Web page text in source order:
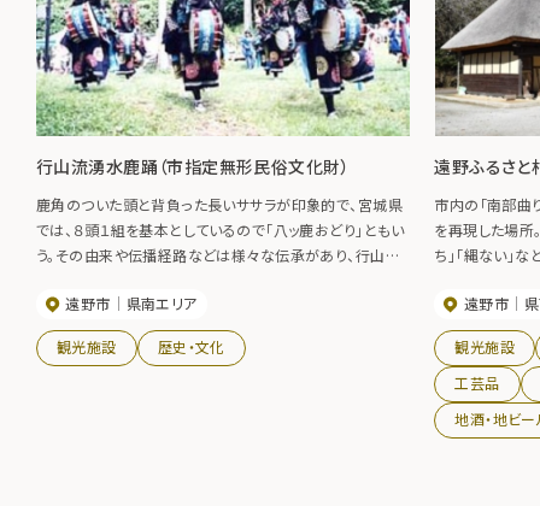
行山流湧水鹿踊（市指定無形民俗文化財）
鹿角のついた頭と背負った長いササラが印象的で、宮城県
では、８頭１組を基本としているので「八ッ鹿おどり」ともい
う。その由来や伝播経路などは様々な伝承があり、行山流、
区の久田鹿踊の流れをくむ行山流を称している。伝承によ
れば、鹿踊が白石・湧水地区で始まったのは慶応２年（１８
６６）であったという。 ※駒形神社等、近隣の神社の祭礼や
遠野市 県南エリア
観光施設 歴史・文化
遠野ふるさと
市内の「南部曲
を再現した場所
ち」「縄ない」
農村体験のイ
てくれます。
遠野市
観光施設
工芸品
地酒・地ビー